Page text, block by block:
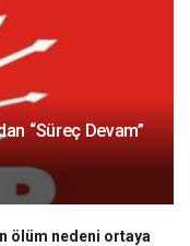
“Süreç Devam”
ölüm nedeni ortaya